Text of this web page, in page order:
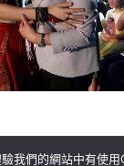
我們的網站中有使